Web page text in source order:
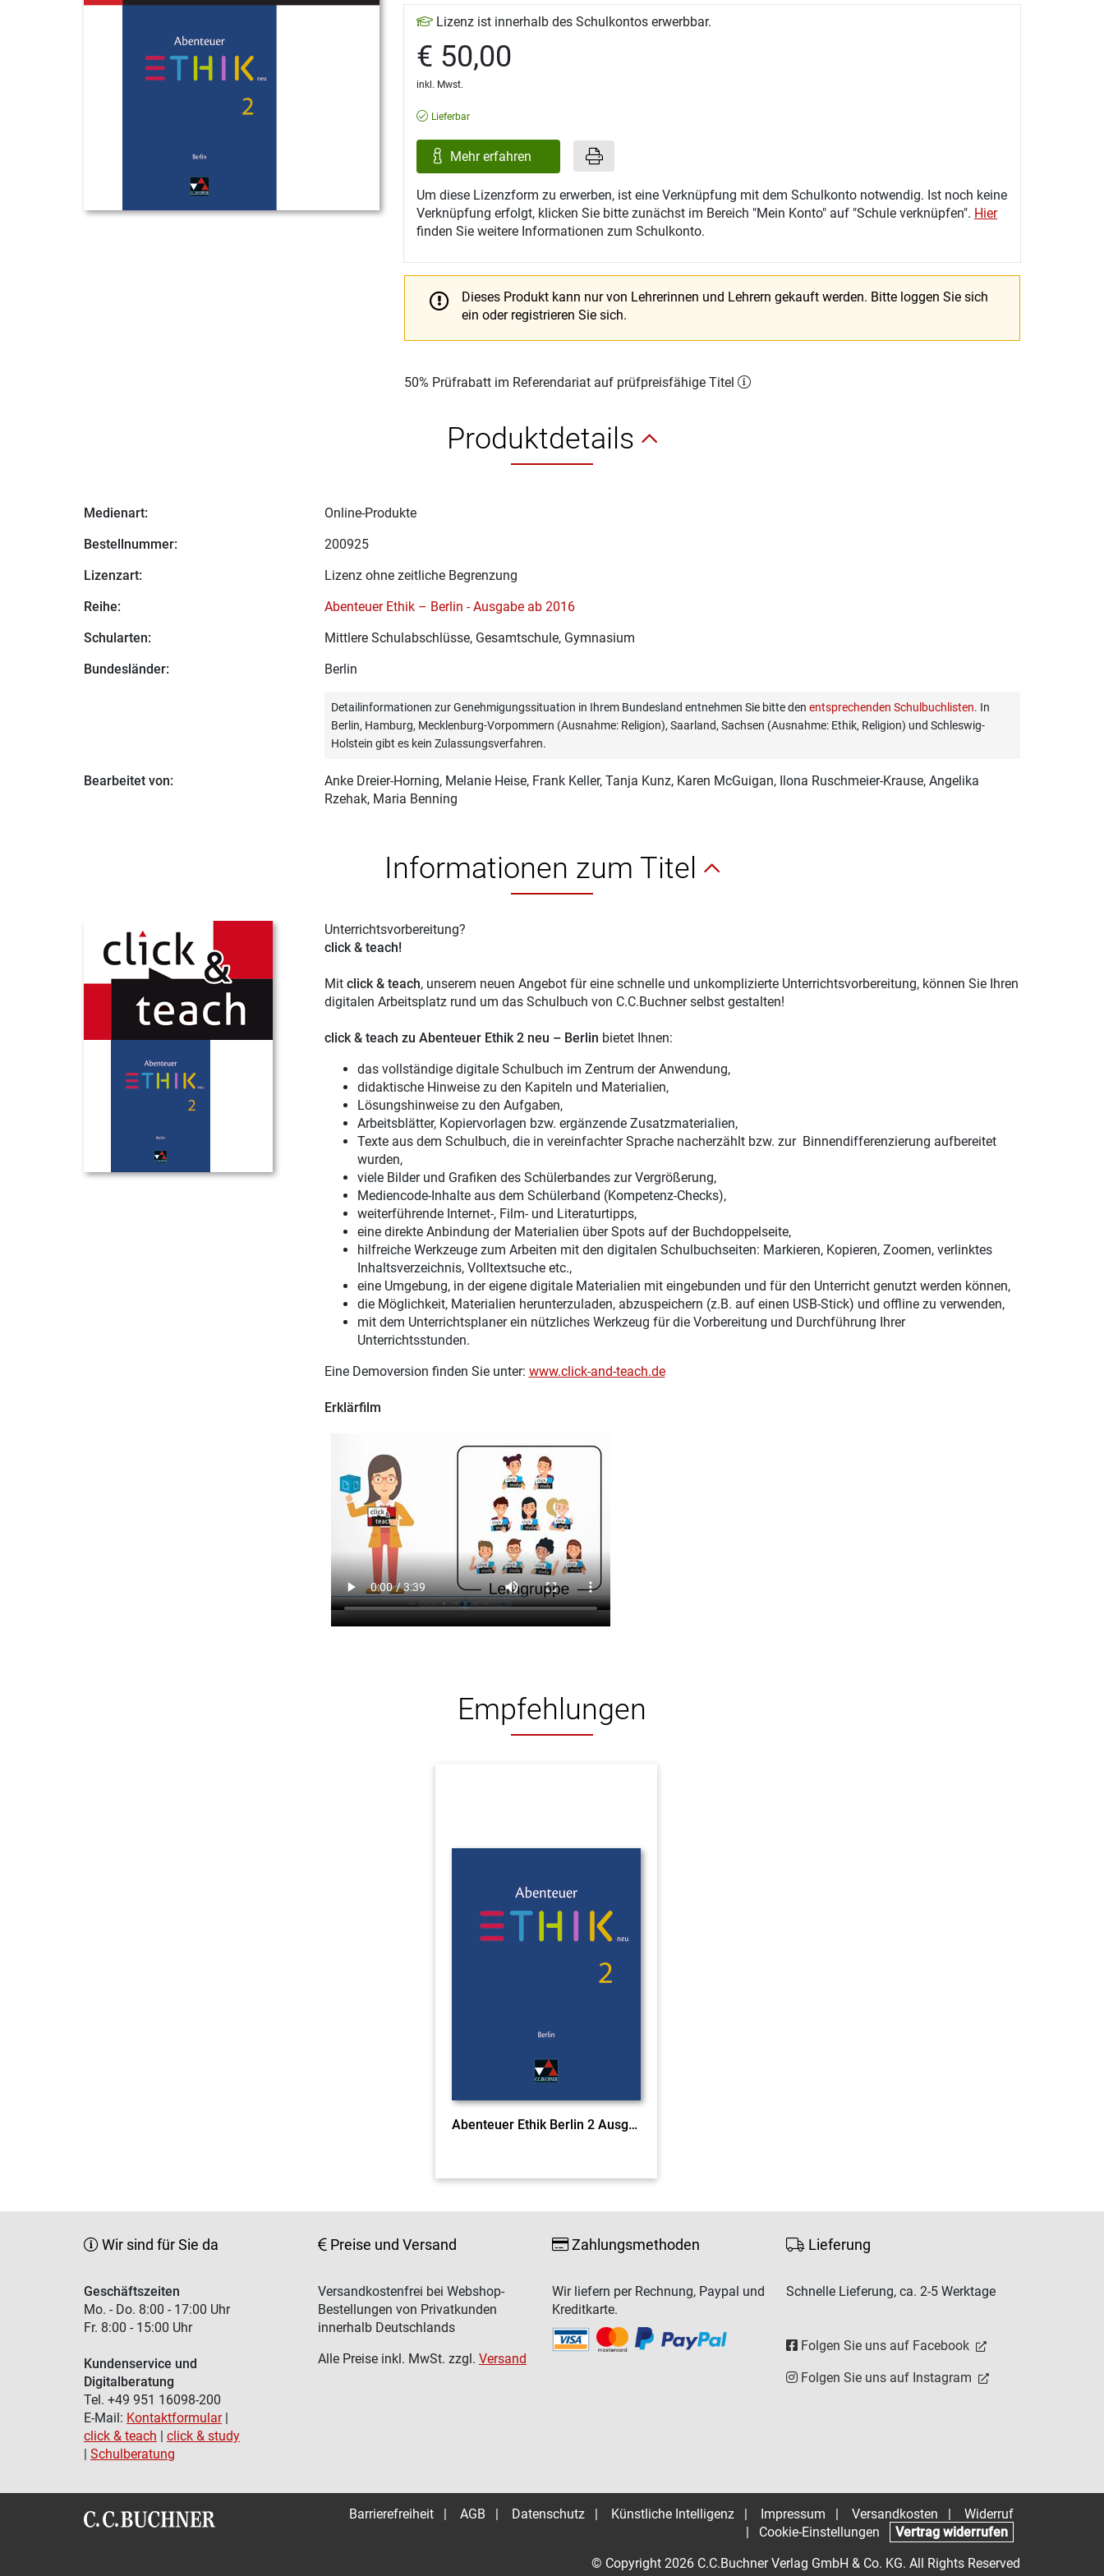
Lizenz ist innerhalb des Schulkontos erwerbbar.
€ 50,00
inkl. Mwst.
Lieferbar
Mehr erfahren
Um diese Lizenzform zu erwerben, ist eine Verknüpfung mit dem Schulkonto notwendig. Ist noch keine
Verknüpfung erfolgt, klicken Sie bitte zunächst im Bereich "Mein Konto" auf "Schule verknüpfen". Hier
finden Sie weitere Informationen zum Schulkonto.
Dieses Produkt kann nur von Lehrerinnen und Lehrern gekauft werden. Bitte loggen Sie sich
ein oder registrieren Sie sich.
50% Prüfrabatt im Referendariat auf prüfpreisfähige Titel
Produktdetails
Medienart:
Online-Produkte
Bestellnummer:
200925
Lizenzart:
Lizenz ohne zeitliche Begrenzung
Reihe:
Abenteuer Ethik – Berlin - Ausgabe ab 2016
Schularten:
Mittlere Schulabschlüsse, Gesamtschule, Gymnasium
Bundesländer:
Berlin
Detailinformationen zur Genehmigungssituation in Ihrem Bundesland entnehmen Sie bitte den entsprechenden Schulbuchlisten. In
Berlin, Hamburg, Mecklenburg-Vorpommern (Ausnahme: Religion), Saarland, Sachsen (Ausnahme: Ethik, Religion) und Schleswig-
Holstein gibt es kein Zulassungsverfahren.
Bearbeitet von: Anke Dreier-Horning, Melanie Heise, Frank Keller, Tanja Kunz, Karen McGuigan, Ilona Ruschmeier-Krause, Angelika
Rzehak, Maria Benning
Informationen zum Titel
Unterrichtsvorbereitung?
click & teach!
Mit click & teach, unserem neuen Angebot für eine schnelle und unkomplizierte Unterrichtsvorbereitung, können Sie Ihren
digitalen Arbeitsplatz rund um das Schulbuch von C.C.Buchner selbst gestalten!
click & teach zu Abenteuer Ethik 2 neu – Berlin bietet Ihnen:
das vollständige digitale Schulbuch im Zentrum der Anwendung,
didaktische Hinweise zu den Kapiteln und Materialien,
Lösungshinweise zu den Aufgaben,
Arbeitsblätter, Kopiervorlagen bzw. ergänzende Zusatzmaterialien,
Texte aus dem Schulbuch, die in vereinfachter Sprache nacherzählt bzw. zur Binnendifferenzierung aufbereitet
wurden,
viele Bilder und Grafiken des Schülerbandes zur Vergrößerung,
Mediencode-Inhalte aus dem Schülerband (Kompetenz-Checks),
weiterführende Internet-, Film- und Literaturtipps,
eine direkte Anbindung der Materialien über Spots auf der Buchdoppelseite,
hilfreiche Werkzeuge zum Arbeiten mit den digitalen Schulbuchseiten: Markieren, Kopieren, Zoomen, verlinktes
Inhaltsverzeichnis, Volltextsuche etc.,
eine Umgebung, in der eigene digitale Materialien mit eingebunden und für den Unterricht genutzt werden können,
die Möglichkeit, Materialien herunterzuladen, abzuspeichern (z.B. auf einen USB-Stick) und offline zu verwenden,
mit dem Unterrichtsplaner ein nützliches Werkzeug für die Vorbereitung und Durchführung Ihrer
Unterrichtsstunden.
Eine Demoversion finden Sie unter: www.click-and-teach.de
Erklärfilm
Empfehlungen
Abenteuer Ethik Berlin 2 Ausgabe ab 2016
Wir sind für Sie da
Geschäftszeiten
Mo. - Do. 8:00 - 17:00 Uhr
Fr. 8:00 - 15:00 Uhr
Kundenservice und
Digitalberatung
Tel. +49 951 16098-200
E-Mail: Kontaktformular|
click & teach | click & study
| Schulberatung
Preise und Versand
Versandkostenfrei bei Webshop-
Bestellungen von Privatkunden
innerhalb Deutschlands
Alle Preise inkl. MwSt. zzgl. Versand
Zahlungsmethoden
Wir liefern per Rechnung, Paypal und
Kreditkarte.
Lieferung
Schnelle Lieferung, ca. 2-5 Werktage
Folgen Sie uns auf Facebook
Folgen Sie uns auf Instagram
Barrierefreiheit | AGB | Datenschutz | Künstliche Intelligenz | Impressum | Versandkosten |
Widerruf
|
Cookie-Einstellungen
Vertrag widerrufen
© Copyright 2026 C.C.Buchner Verlag GmbH & Co. KG. All Rights Reserved